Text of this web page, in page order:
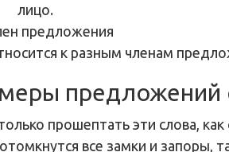
лицо.
предложения
к разным членам
предложений
прошептать эти слова,
все замки и запоры,